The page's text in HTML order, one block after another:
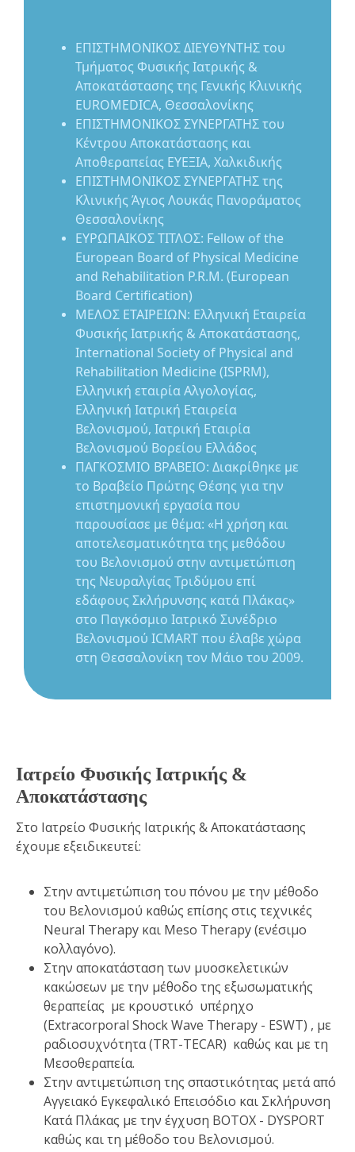
ΕΠΙΣΤΗΜΟΝΙΚΟΣ ΔΙΕΥΘΥΝΤΗΣ του
Τμήματος Φυσικής Ιατρικής &
Αποκατάστασης της Γενικής Κλινικής
EUROMEDICA, Θεσσαλονίκης
ΕΠΙΣΤΗΜΟΝΙΚΟΣ ΣΥΝΕΡΓΑΤΗΣ του
Κέντρου Αποκατάστασης και
Αποθεραπείας ΕΥΕΞΙΑ, Χαλκιδικής
ΕΠΙΣΤΗΜΟΝΙΚΟΣ ΣΥΝΕΡΓΑΤΗΣ της
Κλινικής Άγιος Λουκάς Πανοράματος
Θεσσαλονίκης
ΕΥΡΩΠΑΙΚΟΣ ΤΙΤΛΟΣ: Fellow of the
European Board of Physical Medicine
and Rehabilitation P.R.M. (European
Board Certification)
ΜΕΛΟΣ ΕΤΑΙΡΕΙΩΝ: Ελληνική Εταιρεία
Φυσικής Ιατρικής & Αποκατάστασης,
International Society of Physical and
Rehabilitation Medicine (ISPRM),
Ελληνική εταιρία Αλγολογίας,
Ελληνική Ιατρική Εταιρεία
Βελονισμού, Ιατρική Εταιρία
Βελονισμού Βορείου Ελλάδος
ΠΑΓΚΟΣΜΙΟ ΒΡΑΒΕΙΟ: Διακρίθηκε με
το Βραβείο Πρώτης Θέσης για την
επιστημονική εργασία που
παρουσίασε με θέμα: «Η χρήση και
αποτελεσματικότητα της μεθόδου
του Βελονισμού στην αντιμετώπιση
της Νευραλγίας Τριδύμου επί
εδάφους Σκλήρυνσης κατά Πλάκας»
στο Παγκόσμιο Ιατρικό Συνέδριο
Βελονισμού ICMART που έλαβε χώρα
στη Θεσσαλονίκη τον Μάιο του 2009.
Ιατρείο Φυσικής Ιατρικής &
Αποκατάστασης
Στο Ιατρείο Φυσικής Ιατρικής & Αποκατάστασης
έχουμε εξειδικευτεί:
Στην αντιμετώπιση του πόνου με την μέθοδο
του Βελονισμού καθώς επίσης στις τεχνικές
Neural Therapy και Meso Therapy (ενέσιμο
κολλαγόνο).
Στην αποκατάσταση των μυοσκελετικών
κακώσεων με την μέθοδο της εξωσωματικής
θεραπείας με κρουστικό υπέρηχο
(Extracorporal Shock Wave Therapy - ESWT) , με
ραδιοσυχνότητα (TRT-TECAR) καθώς και με τη
Μεσοθεραπεία.
Στην αντιμετώπιση της σπαστικότητας μετά από
Αγγειακό Εγκεφαλικό Επεισόδιο και Σκλήρυνση
Κατά Πλάκας με την έγχυση BOTOX - DYSPORT
καθώς και τη μέθοδο του Βελονισμού.